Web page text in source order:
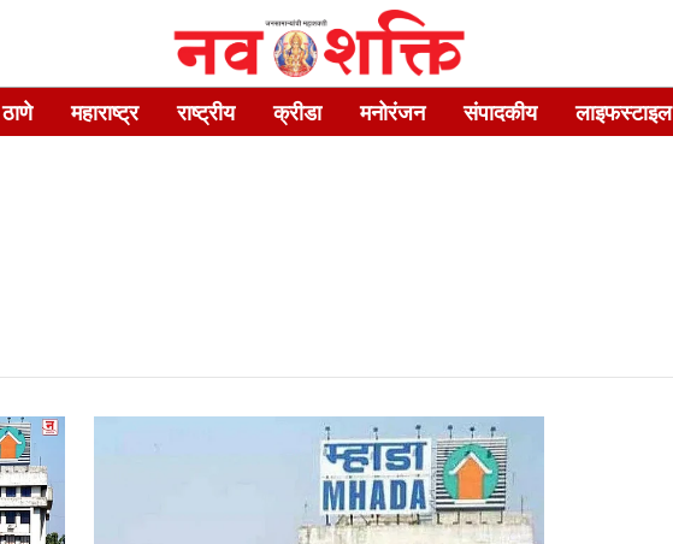
ठाणे महाराष्ट्र राष्ट्रीय क्रीडा मनोरंजन संपादकीय लाइफस्टाइल